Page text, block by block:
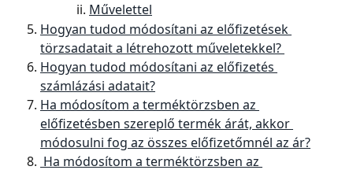
Művelettel
Hogyan tudod módosítani az előfizetések
törzsadatait a létrehozott műveletekkel?
Hogyan tudod módosítani az előfizetés
számlázási adatait?
Ha módosítom a terméktörzsben az
előfizetésben szereplő termék árát, akkor
módosulni fog az összes előfizetőmnél az ár?